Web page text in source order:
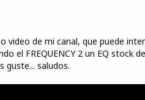
video de mi canal, que puede
el FREQUENCY 2 un EQ stock de
guste... saludos.